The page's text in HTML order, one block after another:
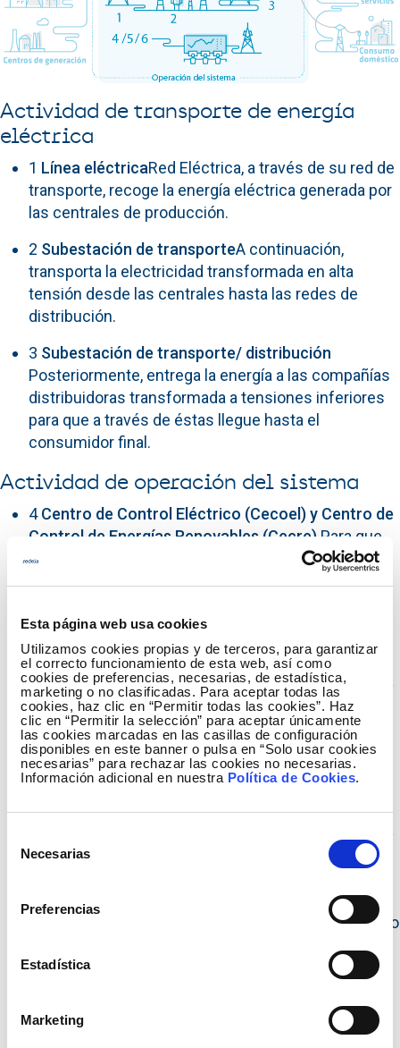
Esta página web usa cookies
Utilizamos cookies propias y de terceros, para garantizar
el correcto funcionamiento de esta web, así como
cookies de preferencias, necesarias, de estadística,
marketing o no clasificadas. Para aceptar todas las
cookies, haz clic en “Permitir todas las cookies”. Haz
clic en “Permitir la selección” para aceptar únicamente
las cookies marcadas en las casillas de configuración
disponibles en este banner o pulsa en “Solo usar cookies
necesarias” para rechazar las cookies no necesarias.
Información adicional en nuestra Política de Cookies.
Necesarias
Preferencias
Estadística
Marketing
Actividad de transporte de energía
eléctrica
1 Línea eléctricaRed Eléctrica, a través de su red de
transporte, recoge la energía eléctrica generada por
las centrales de producción.
2 Subestación de transporteA continuación,
transporta la electricidad transformada en alta
tensión desde las centrales hasta las redes de
distribución.
3 Subestación de transporte/ distribución
Posteriormente, entrega la energía a las compañías
distribuidoras transformada a tensiones inferiores
para que a través de éstas llegue hasta el
consumidor final.
Actividad de operación del sistema
4 Centro de Control Eléctrico (Cecoel) y Centro de
Control de Energías Renovables (Cecre) Para que
este proceso funcione, Red Eléctrica tiene que
operar el sistema con el fin de mantener en
debido a que la energía eléctrica no se puede
almacenar en grandes cantidades.
5Centro de Control Eléctrico (Cecoel) y Centro de
Control de Energías Renovables (Cecre)Para ello,
Red Eléctrica prevé el consumo eléctrico que va a
demandarse a lo largo del día en todo el país. Con
esta previsión, las centrales eléctricas programan
Control de Energías Renovables (Cecre)
Red
(Cecoel), se encarga de mantener el equilibrio entre
la producción programada y el consumo demandado
las órdenes oportunas a las centrales para que